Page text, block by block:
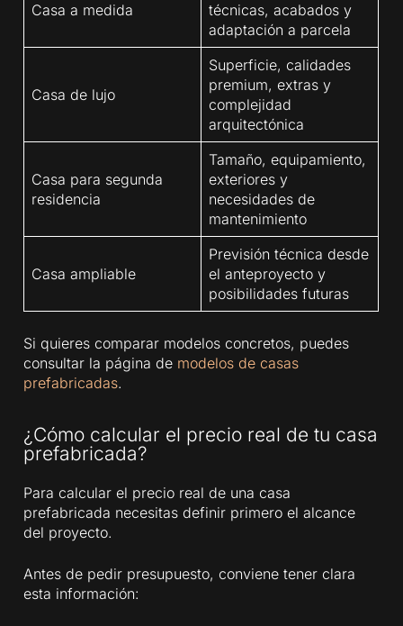
Casa a medida
técnicas, acabados y
adaptación a parcela
Casa de lujo
Superficie, calidades
premium, extras y
complejidad
arquitectónica
Casa para segunda
residencia
Tamaño, equipamiento,
exteriores y
necesidades de
mantenimiento
Casa ampliable
Previsión técnica desde
el anteproyecto y
posibilidades futuras
Si quieres comparar modelos concretos, puedes
consultar la página de modelos de casas
prefabricadas.
¿Cómo calcular el precio real de tu casa
prefabricada?
Para calcular el precio real de una casa
prefabricada necesitas definir primero el alcance
del proyecto.
Antes de pedir presupuesto, conviene tener clara
esta información: